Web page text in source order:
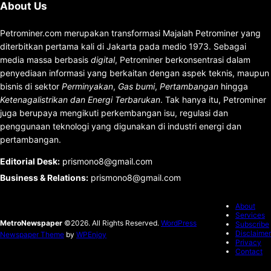
About Us
Petrominer.com merupakan transformasi Majalah Petrominer yang
diterbitkan pertama kali di Jakarta pada medio 1973. Sebagai
media massa berbasis digital, Petrominer berkonsentrasi dalam
penyediaan informasi yang berkaitan dengan aspek teknis, maupun
bisnis di sektor Perminyakan, Gas bumi, Pertambangan hingga
Ketenagalistrikan dan Energi Terbarukan. Tak hanya itu, Petrominer
juga berupaya mengikuti perkembangan isu, regulasi dan
penggunaan teknologi yang digunakan di industri energi dan
pertambangan.
Editorial Desk: prismono8@gmail.com
Business & Relations: prismono8@gmail.com
MetroNewspaper ©2026. All Rights Reserved. WordPress
Newspaper Theme by WPEnjoy
About
Services
Subscribe
Disclaimer
Privacy
Contact